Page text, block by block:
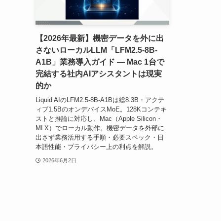
【2026年最新】機密データを外に出
さないローカルLLM「LFM2.5-8B-
A1B」業務導入ガイド — Mac 1台で
完結する社内AIアシスタントは現実
的か
Liquid AIのLFM2.5-8B-A1Bは総8.3B・アクテ
ィブ1.5BのオンデバイスMoE。128Kコンテキ
ストと推論に対応し、Mac（Apple Silicon・
MLX）でローカル動作。機密データを外部に
出さず業務活用する手順・必要スペック・日
本語性能・プライバシー上の利点を解説。
2026年6月2日